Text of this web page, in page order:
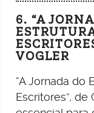
6. “A
VOGLER
“A Jornada do
Escritores”,